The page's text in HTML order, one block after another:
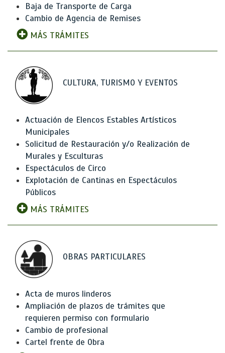
Baja de Transporte de Carga
Cambio de Agencia de Remises
MÁS TRÁMITES
CULTURA, TURISMO Y EVENTOS
Actuación de Elencos Estables Artísticos
Municipales
Solicitud de Restauración y/o Realización de
Murales y Esculturas
Espectáculos de Circo
Explotación de Cantinas en Espectáculos
Públicos
MÁS TRÁMITES
OBRAS PARTICULARES
Acta de muros linderos
Ampliación de plazos de trámites que
requieren permiso con formulario
Cambio de profesional
Cartel frente de Obra